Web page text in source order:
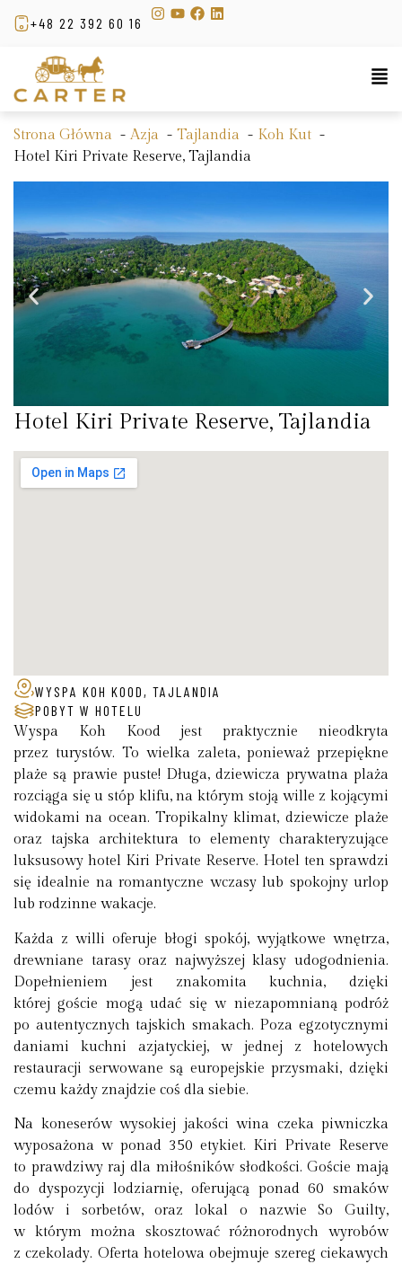
+48 22 392 60 16
Strona Główna Azja Tajlandia
Koh Kut
Hotel Kiri Private Reserve, Tajlandia
Hotel Kiri Private Reserve, Tajlandia
WYSPA KOH KOOD, TAJLANDIA
POBYT W HOTELU
Wyspa Koh Kood jest praktycznie nieodkryta
przez turystów. To wielka zaleta, ponieważ przepiękne
plaże są prawie puste! Długa, dziewicza prywatna plaża
rozciąga się u stóp klifu, na którym stoją wille z kojącymi
widokami na ocean. Tropikalny klimat, dziewicze plaże
oraz tajska architektura to elementy charakteryzujące
luksusowy hotel Kiri Private Reserve. Hotel ten sprawdzi
się idealnie na romantyczne wczasy lub spokojny urlop
lub rodzinne wakacje.
Każda z willi oferuje błogi spokój, wyjątkowe wnętrza,
drewniane tarasy oraz najwyższej klasy udogodnienia.
Dopełnieniem jest znakomita kuchnia, dzięki
której goście mogą udać się w niezapomnianą podróż
po autentycznych tajskich smakach. Poza egzotycznymi
daniami kuchni azjatyckiej, w jednej z hotelowych
restauracji serwowane są europejskie przysmaki, dzięki
czemu każdy znajdzie coś dla siebie.
Na koneserów wysokiej jakości wina czeka piwniczka
wyposażona w ponad 350 etykiet. Kiri Private Reserve
to prawdziwy raj dla miłośników słodkości. Goście mają
do dyspozycji lodziarnię, oferującą ponad 60 smaków
lodów i sorbetów, oraz lokal o nazwie So Guilty,
w którym można skosztować różnorodnych wyrobów
z czekolady. Oferta hotelowa obejmuje szereg ciekawych